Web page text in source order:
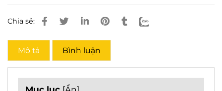
Chia sẻ:
Mô tả Bình luận